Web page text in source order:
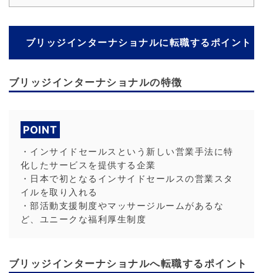
ブリッジインターナショナルに転職するポイント
ブリッジインターナショナルの特徴
POINT
・インサイドセールスという新しい営業手法に特
化したサービスを提供する企業
・日本で初となるインサイドセールスの営業スタ
イルを取り入れる
・部活動支援制度やマッサージルームがあるな
ど、ユニークな福利厚生制度
ブリッジインターナショナルへ転職するポイント